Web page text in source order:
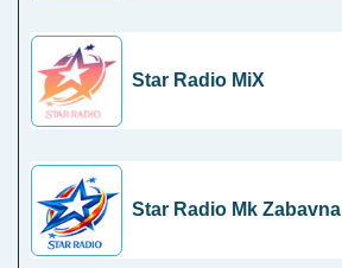
Star Radio MiX
Star Radio Mk Zabavna